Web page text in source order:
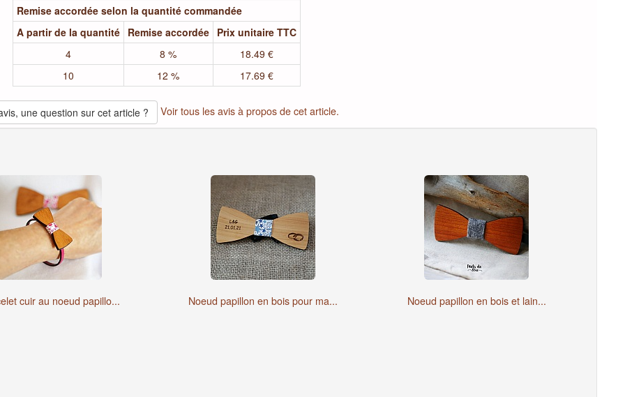
Remise accordée selon la quantité commandée
A partir de la quantité
Remise accordée
Prix unitaire TTC
4
8 %
18.49 €
10
12 % 17.69 €
une question sur cet article ? Voir tous les avis à propos de cet article.
cuir au noeud papillo... Noeud papillon en bois pour ma... Noeud papillon en bois et lain...